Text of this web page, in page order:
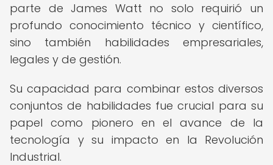
parte de James Watt no solo requirió un
profundo conocimiento técnico y científico,
sino también habilidades empresariales,
legales y de gestión.
Su capacidad para combinar estos diversos
conjuntos de habilidades fue crucial para su
papel como pionero en el avance de la
tecnología y su impacto en la Revolución
Industrial.